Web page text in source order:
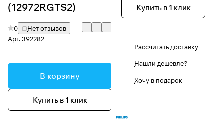
(12972RGTS2)
0
Нет отзывов
Арт.392282
В корзину
Купить в 1 клик
Купить в 1 клик
Рассчитать доставку
Нашли дешевле?
Хочу в подарок